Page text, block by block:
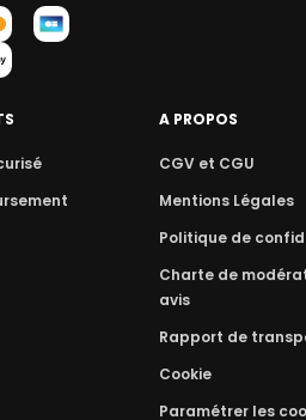
A PROPOS
CGV et CGU
Mentions Légales
Politique de
Charte de
avis
Rapport de
Cookie
Paramétrer les